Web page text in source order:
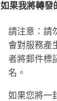
如果我將轉發
請注意：請
會對服務產
者將郵件標
名。
如果您將一